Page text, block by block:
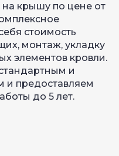
крышу по цене от
стоимость
монтаж, укладку
элементов кровли.
и
и предоставляем
до 5 лет.